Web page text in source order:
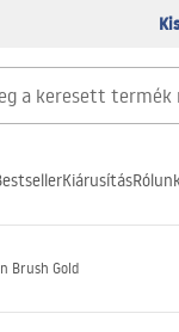
Kiárusítás
Brush Gold